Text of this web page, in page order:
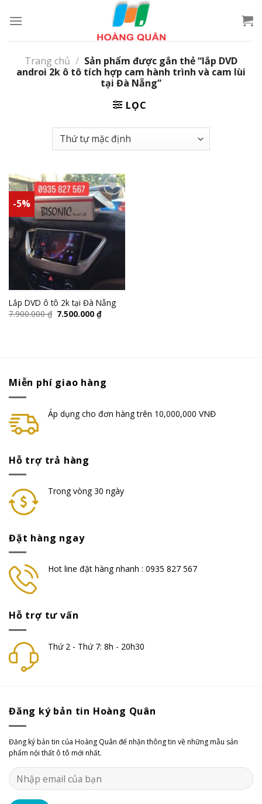
Trang chủ / Sản phẩm được gắn thẻ “lắp DVD
androi 2k ô tô tích hợp cam hành trình và cam lùi
tại Đà Nẵng”
LỌC
-5%
Add to
wishlist
Lắp DVD ô tô 2k tại Đà Nẵng
7.900.000₫ 7.500.000 ₫
Miễn phí giao hàng
Áp dụng cho đơn hàng trên 10,000,000 VNĐ
Hỗ trợ trả hàng
Trong vòng 30 ngày
Đặt hàng ngay
Hot line đặt hàng nhanh : 0935 827 567
Hỗ trợ tư vấn
Thứ 2 - Thứ 7: 8h - 20h30
Đăng ký bản tin Hoàng Quân
Đăng ký bản tin của Hoàng Quân để nhận thông tin về những mẫu sản
phẩm nội thất ô tô mới nhất.